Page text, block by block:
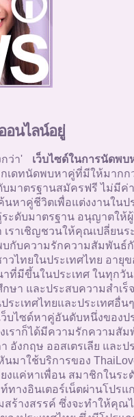
อนไลน์อยู่
ว่า'
เว็บไซด์ในการนัดพบ
เดทนัดพบหาคู่ที่มีให้มากก
มาตรฐานสมัครฟรี ไม่มีค่
หาคู่ชีวิตเพื่อแต่งงานในป
ะดับมาตรฐาน อนุญาตให้
เราเชิญชวนให้คุณเปลี่ยน
บกับความรักความสัมพันธ์
วไทยในประเทศไทย อายุข
ที่มีขึ้นในประเทศ ในทุกวั
า และประสบความสำเร็
ะเทศไทยและประเทศอื่น
บไซด์หาคู่อันดับหนึ่งของป
ราก็ได้มีความรักความสัม
อังกฤษ ออสเตรเลีย และ
มาใช้บริการของ
งแค่หาเพื่อน สมาชิกในระ
างอินเตอร์เน็ตผ่านโปรแ
ร้างสรรค์ ซึ่งจะทำให้คุณ